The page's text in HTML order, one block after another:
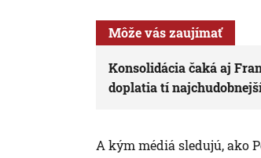
Môže vás zaujímať
Konsolidácia čaká aj
doplatia tí
A kým médiá sledujú, ako